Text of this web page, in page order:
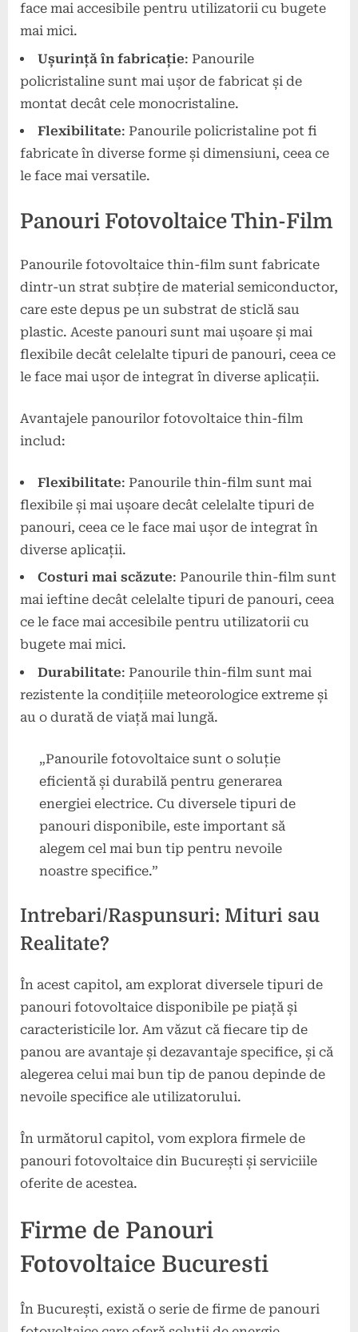
face mai accesibile pentru utilizatorii cu bugete
mai mici.
Ușurință în fabricație: Panourile
policristaline sunt mai ușor de fabricat și de
montat decât cele monocristaline.
Flexibilitate: Panourile policristaline pot fi
fabricate în diverse forme și dimensiuni, ceea ce
le face mai versatile.
Panouri Fotovoltaice Thin-Film
Panourile fotovoltaice thin-film sunt fabricate
dintr-un strat subțire de material semiconductor,
care este depus pe un substrat de sticlă sau
plastic. Aceste panouri sunt mai ușoare și mai
flexibile decât celelalte tipuri de panouri, ceea ce
le face mai ușor de integrat în diverse aplicații.
Avantajele panourilor fotovoltaice thin-film
includ:
Flexibilitate: Panourile thin-film sunt mai
flexibile și mai ușoare decât celelalte tipuri de
panouri, ceea ce le face mai ușor de integrat în
diverse aplicații.
Costuri mai scăzute: Panourile thin-film sunt
mai ieftine decât celelalte tipuri de panouri, ceea
ce le face mai accesibile pentru utilizatorii cu
bugete mai mici.
Durabilitate: Panourile thin-film sunt mai
rezistente la condițiile meteorologice extreme și
au o durată de viață mai lungă.
„Panourile fotovoltaice sunt o soluție
eficientă și durabilă pentru generarea
energiei electrice. Cu diversele tipuri de
panouri disponibile, este important să
alegem cel mai bun tip pentru nevoile
noastre specifice.”
Intrebari/Raspunsuri: Mituri sau
Realitate?
În acest capitol, am explorat diversele tipuri de
panouri fotovoltaice disponibile pe piață și
caracteristicile lor. Am văzut că fiecare tip de
panou are avantaje și dezavantaje specifice, și că
alegerea celui mai bun tip de panou depinde de
nevoile specifice ale utilizatorului.
În următorul capitol, vom explora firmele de
panouri fotovoltaice din București și serviciile
oferite de acestea.
Firme de Panouri
Fotovoltaice Bucuresti
În București, există o serie de firme de panouri